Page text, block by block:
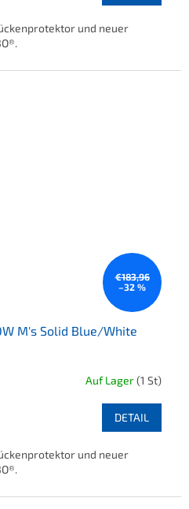
und neuer
€183,96
–32 %
M's Solid Blue/White
Auf Lager(1 St)
DETAIL
und neuer